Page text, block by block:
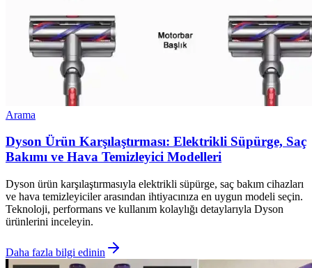
Arama
Dyson Ürün Karşılaştırması: Elektrikli Süpürge, Saç
Bakımı ve Hava Temizleyici Modelleri
Dyson ürün karşılaştırmasıyla elektrikli süpürge, saç bakım cihazları
ve hava temizleyiciler arasından ihtiyacınıza en uygun modeli seçin.
Teknoloji, performans ve kullanım kolaylığı detaylarıyla Dyson
ürünlerini inceleyin.
Daha fazla bilgi edinin